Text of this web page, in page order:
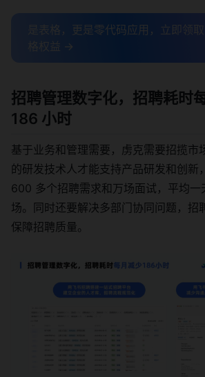
是表格，更是零代码应用，立即领取
格权益 →
招聘管理数字化，招聘耗时
186 小时
基于业务和管理需要，虏克需要招揽市
的研发技术人才能支持产品研发和创新
600 多个招聘需求和万场面试，平均
场。同时还要解决多部门协同问题，招
保障招聘质量。